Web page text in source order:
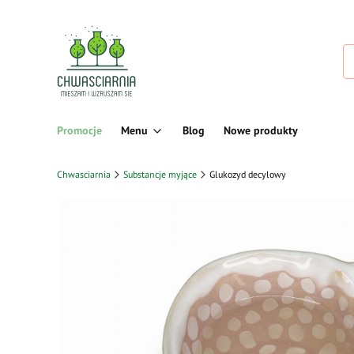
Promocje Menu Blog Nowe produkty
Chwasciarnia Substancje myjące Glukozyd decylowy